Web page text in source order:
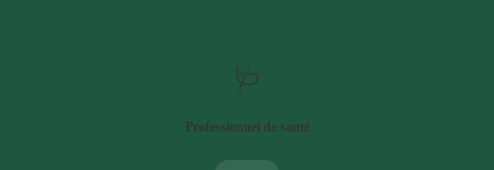
🩺
Professionnel de santé